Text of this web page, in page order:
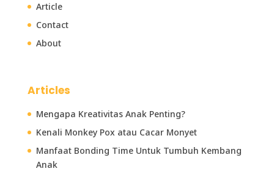
Article
Contact
About
Articles
Mengapa Kreativitas Anak Penting?
Kenali Monkey Pox atau Cacar Monyet
Manfaat Bonding Time Untuk Tumbuh Kembang
Anak